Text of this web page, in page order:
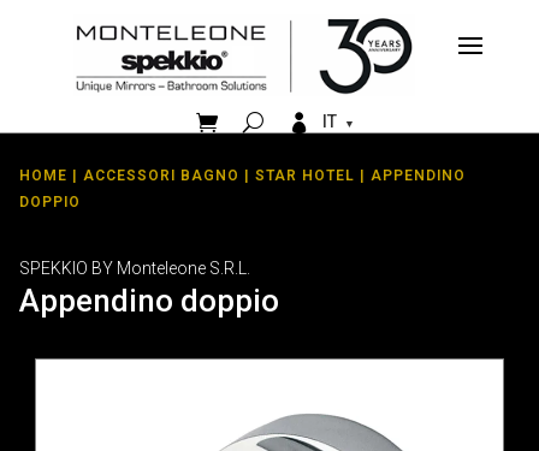
  IT
HOME | ACCESSORI BAGNO | STAR HOTEL | APPENDINO
DOPPIO
SPEKKIO BY Monteleone S.R.L.
Appendino doppio